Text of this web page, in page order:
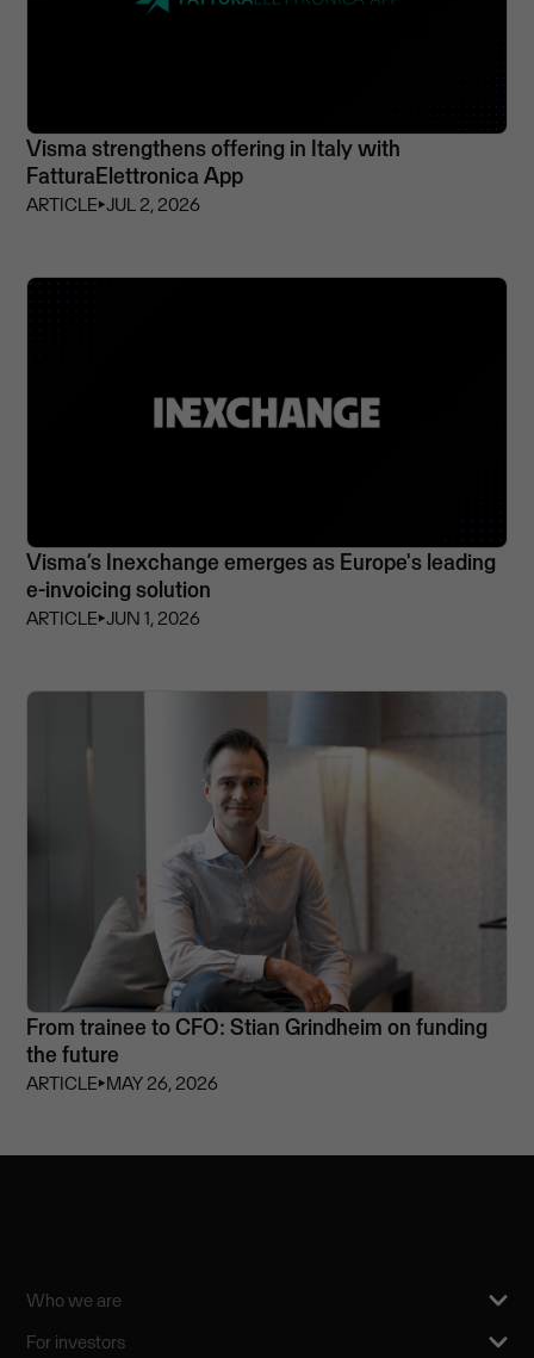
Visma strengthens offering in Italy with
FatturaElettronica App
ARTICLE⏵JUL 2, 2026
Visma’s Inexchange emerges as Europe's leading
e-invoicing solution
ARTICLE⏵JUN 1, 2026
From trainee to CFO: Stian Grindheim on funding
the future
ARTICLE⏵MAY 26, 2026
Who we are
For investors